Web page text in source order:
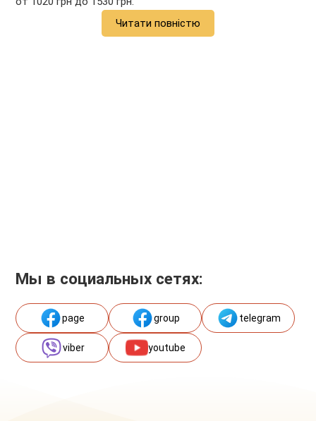
Читати повністю
Мы в социальных сетях:
page group telegram
viber youtube